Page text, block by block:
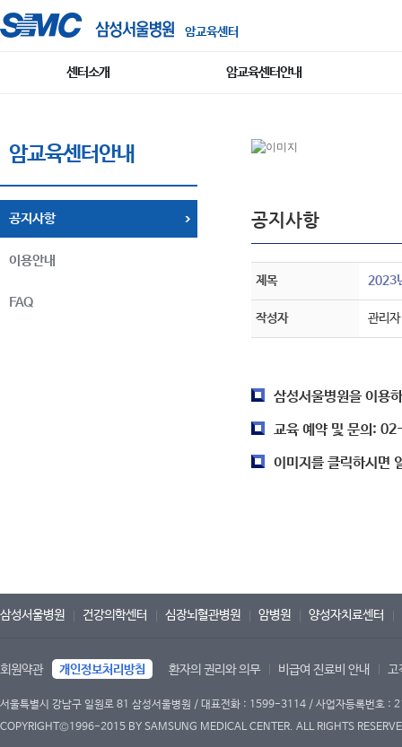
암교육센터
센터소개 암교육센터안내
암교육센터안내
공지사항
이용안내
FAQ
공지사항
제목 2023
작성자 관리자
삼성서울병원을 이용
교육 예약 및 문의:
이미지를 클릭하시면
삼성서울병원 건강의학센터 심장뇌혈관병원 암병원 양성자치료센터
회원약관 개인정보처리방침 환자의 권리와 의무 비급여 진료비 안내 고
서울특별시 강남구 일원로 81 삼성서울병원 / 대표전화 : 1599-3114 / 사업자등록번호
COPYRIGHT©1996-2015 BY SAMSUNG MEDICAL CENTER. ALL RIGHTS